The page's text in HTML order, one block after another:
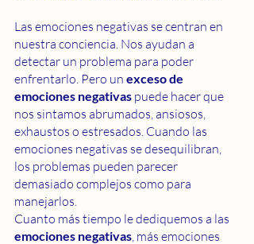
Las emociones negativas se centran en
nuestra conciencia. Nos ayudan a
detectar un problema para poder
enfrentarlo. Pero un exceso de
emociones negativas puede hacer que
nos sintamos abrumados, ansiosos,
exhaustos o estresados. Cuando las
emociones negativas se desequilibran,
los problemas pueden parecer
demasiado complejos como para
manejarlos.
Cuanto más tiempo le dediquemos a las
emociones negativas , más emociones